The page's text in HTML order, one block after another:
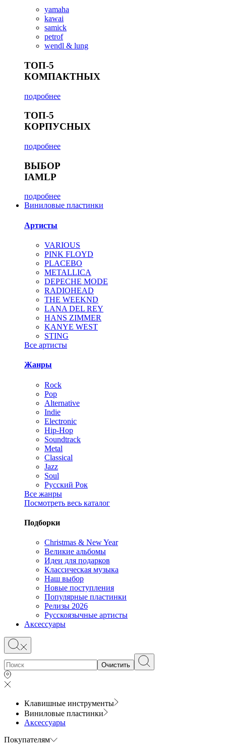
yamaha
kawai
samick
petrof
wendl & lung
ТОП-5
КОМПАКТНЫХ
подробнее
ТОП-5
КОРПУСНЫХ
подробнее
ВЫБОР
IAMLP
подробнее
Виниловые пластинки
Артисты
VARIOUS
PINK FLOYD
PLACEBO
METALLICA
DEPECHE MODE
RADIOHEAD
THE WEEKND
LANA DEL REY
HANS ZIMMER
KANYE WEST
STING
Все артисты
Жанры
Rock
Pop
Alternative
Indie
Electronic
Hip-Hop
Soundtrack
Metal
Classical
Jazz
Soul
Русский Рок
Все жанры
Посмотреть весь каталог
Подборки
Christmas & New Year
Великие альбомы
Идеи для подарков
Классическая музыка
Наш выбор
Новые поступления
Популярные пластинки
Релизы 2026
Русскоязычные артисты
Аксессуары
Очистить
Клавишные инструменты
Виниловые пластинки
Аксессуары
Покупателям